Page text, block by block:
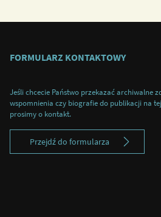
FORMULARZ KONTAKTOWY
Jeśli chcecie Państwo przekazać archiwalne
wspomnienia czy biografie do publikacji na
prosimy o kontakt.
Przejdź do formularza